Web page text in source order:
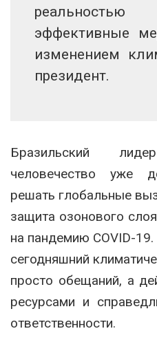
эффективные
изменением
президент.
Бразильский
человечество уже
решать глобальные
защита озонового
на пандемию COVID-
сегодняшний
просто обещаний, а
ресурсами и
ответственности.